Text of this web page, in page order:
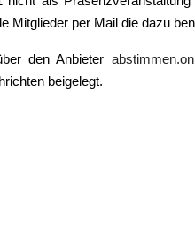
Mitglieder per Mail die dazu
den Anbieter
beigelegt.